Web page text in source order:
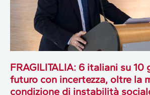
FRAGILITALIA: 6 italiani su 10
futuro con incertezza, oltre la
condizione di instabilità